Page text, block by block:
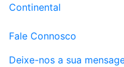
Continental
Fale Connosco
Deixe-nos a sua